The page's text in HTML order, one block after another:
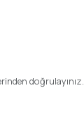
doğrulayınız.